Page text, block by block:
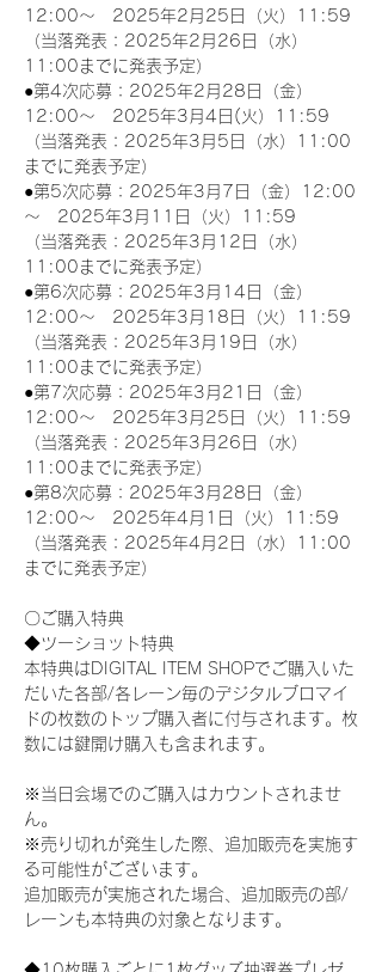
12:00～　2025年2月25日（火）11:59
（当落発表：2025年2月26日（水）
11:00までに発表予定）
●第4次応募：2025年2月28日（金）
12:00～　2025年3月4日(火）11:59
（当落発表：2025年3月5日（水）11:00
までに発表予定）
●第5次応募：2025年3月7日（金）12:00
～　2025年3月11日（火）11:59
（当落発表：2025年3月12日（水）
11:00までに発表予定）
●第6次応募：2025年3月14日（金）
12:00～　2025年3月18日（火）11:59
（当落発表：2025年3月19日（水）
11:00までに発表予定）
●第7次応募：2025年3月21日（金）
12:00～　2025年3月25日（火）11:59
（当落発表：2025年3月26日（水）
11:00までに発表予定）
●第8次応募：2025年3月28日（金）
12:00～　2025年4月1日（火）11:59
（当落発表：2025年4月2日（水）11:00
までに発表予定）
〇ご購入特典
◆ツーショット特典
本特典はDIGITAL ITEM SHOPでご購入いた
だいた各部/各レーン毎のデジタルブロマイ
ドの枚数のトップ購入者に付与されます。枚
数には鍵開け購入も含まれます。
※当日会場でのご購入はカウントされませ
ん。
※売り切れが発生した際、追加販売を実施す
る可能性がございます。
追加販売が実施された場合、追加販売の部/
レーンも本特典の対象となります。